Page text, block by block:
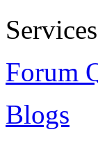
Services
Forum
Blogs